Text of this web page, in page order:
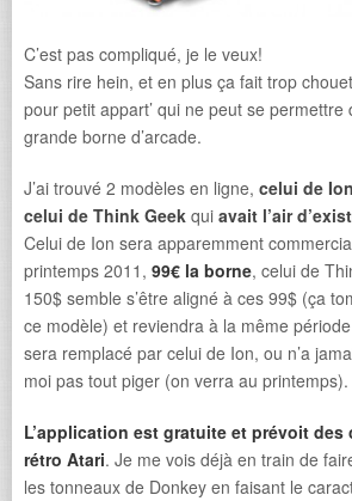
C’est pas compliqué, je le veux!
Sans rire hein, et en plus ça fait trop
pour petit appart’ qui ne peut se permettre
grande borne d’arcade.
J’ai trouvé 2 modèles en ligne, celui de Ion
celui de Think Geek qui avait l’air
Celui de Ion sera apparemment
printemps 2011, 99€ la borne, celui de
150$ semble s’être aligné à ces 99$ (ça
ce modèle) et reviendra à la même
sera remplacé par celui de Ion, ou n’a
moi pas tout piger (on verra au printemps).
L’application est gratuite et prévoit des
rétro Atari. Je me vois déjà en train de
les tonneaux de Donkey en faisant le